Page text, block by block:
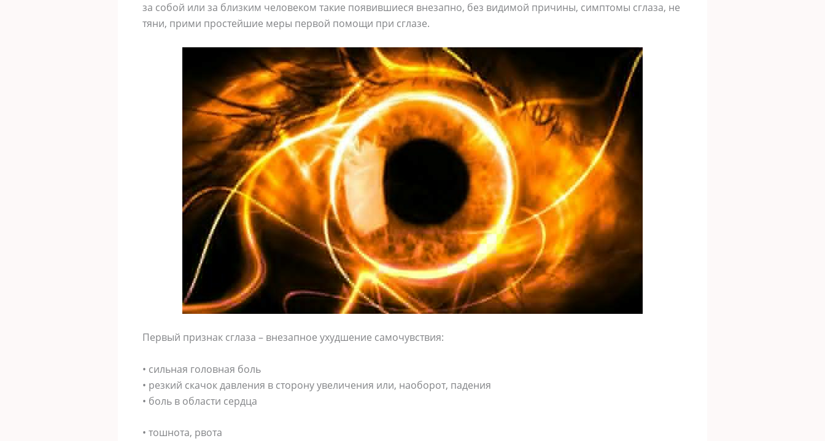
за собой или за близким человеком такие появившиеся внезапно, без видимой причины, симптомы сглаза, не
тяни, прими простейшие меры первой помощи при сглазе.
Первый признак сглаза – внезапное ухудшение самочувствия:
• сильная головная боль
• резкий скачок давления в сторону увеличения или, наоборот, падения
• боль в области сердца
• тошнота, рвота